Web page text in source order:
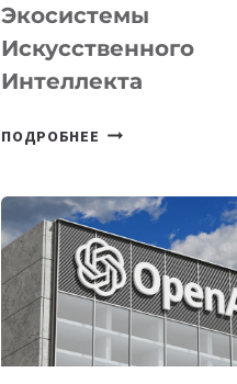
Экосистемы
Искусственного
Интеллекта
ПОДРОБНЕЕ В
ПРИОРИТЕТНЫЕ
ЗАДАЧИ
ПО
РАЗВИТИЮ
ЭКОСИСТЕМЫ
ИСКУССТВЕННОГО